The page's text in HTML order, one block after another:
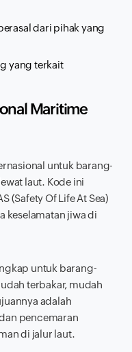
dari pihak yang
yang terkait
Maritime
untuk barang-
laut. Kode ini
(Safety Of Life At Sea)
keselamatan jiwa di
untuk barang-
terbakar, mudah
adalah
pencemaran
di jalur laut.